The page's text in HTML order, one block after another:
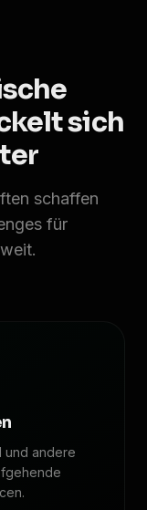
sich
schaffen
für
und andere